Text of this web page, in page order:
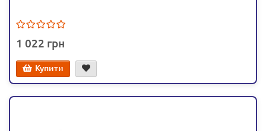
1 022
Купити